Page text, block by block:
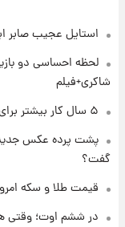
استایل عجیب صابر
لحظه احساسی دو
شاکری+فیلم
۵ سال کار بیشتر برای این گروه از متقاضیان بازنشستگی
پشت پرده عکس جدید
گفت؟
قیمت طلا و سکه امروز جمعه ۱۶
در ششم اوت؛ وقتی